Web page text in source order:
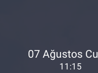
07 Ağustos
11:15